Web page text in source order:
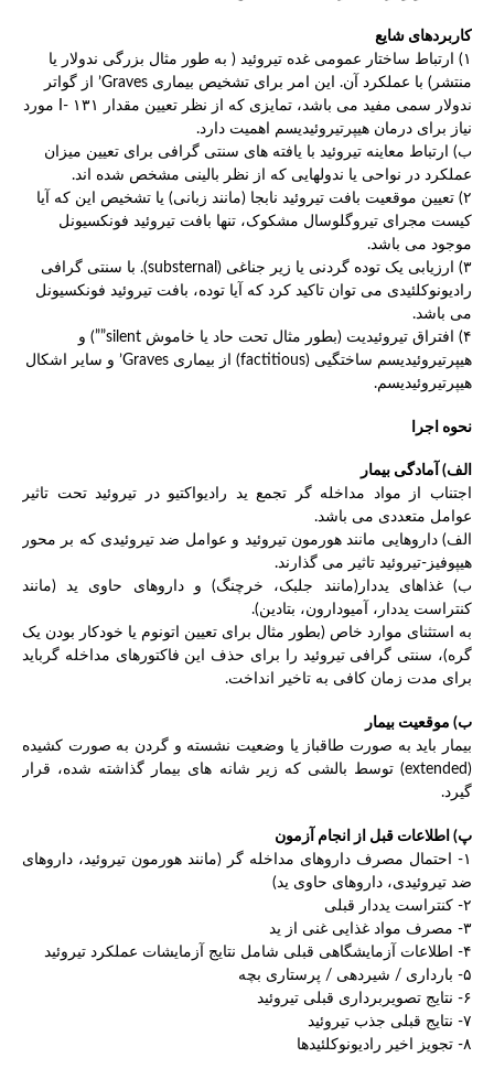
کاربردهای شایع
۱) ارتباط ساختار عمومی غده تیروئید ( به طور مثال بزرگی ندولار یا
منتشر) با عملکرد آن. این امر برای تشخیص بیماری Graves’ از گواتر
ندولار سمی مفید می باشد، تمایزی که از نظر تعیین مقدار ۱۳۱ -I مورد
نیاز برای درمان هیپرتیروئیدیسم اهمیت دارد.
ب) ارتباط معاینه تیروئید با یافته های سنتی گرافی برای تعیین میزان
عملکرد در نواحی یا ندولهایی که از نظر بالینی مشخص شده اند.
۲) تعیین موقعیت بافت تیروئید نابجا (مانند زبانی) یا تشخیص این که آیا
کیست مجرای تیروگلوسال مشکوک، تنها بافت تیروئید فونکسیونل
موجود می باشد.
۳) ارزیابی یک توده گردنی یا زیر جناغی (substernal). با سنتی گرافی
رادیونوکلئیدی می توان تاکید کرد که آیا توده، بافت تیروئید فونکسیونل
می باشد.
۴) افتراق تیروئیدیت (بطور مثال تحت حاد یا خاموش silent””) و
هیپرتیروئیدیسم ساختگیی (factitious) از بیماری Graves’ و سایر اشکال
هیپرتیروئیدیسم.
نحوه اجرا
الف) آمادگی بیمار
اجتناب از مواد مداخله گر تجمع ید رادیواکتیو در تیروئید تحت تاثیر
عوامل متعددی می باشد.
الف) داروهایی مانند هورمون تیروئید و عوامل ضد تیروئیدی که بر محور
هیپوفیز-تیروئید تاثیر می گذارند.
ب) غذاهای یددار(مانند جلبک، خرچنگ) و داروهای حاوی ید (مانند
کنتراست یددار، آمیودارون، بتادین).
به استثنای موارد خاص (بطور مثال برای تعیین اتونوم یا خودکار بودن یک
گره)، سنتی گرافی تیروئید را برای حذف این فاکتورهای مداخله گرباید
برای مدت زمان کافی به تاخیر انداخت.
ب) موقعیت بیمار
بیمار باید به صورت طاقباز یا وضعیت نشسته و گردن به صورت کشیده
(extended) توسط بالشی که زیر شانه های بیمار گذاشته شده، قرار
گیرد.
پ) اطلاعات قبل از انجام آزمون
۱- احتمال مصرف داروهای مداخله گر (مانند هورمون تیروئید، داروهای
ضد تیروئیدی، داروهای حاوی ید)
۲- کنتراست یددار قبلی
۳- مصرف مواد غذایی غنی از ید
۴- اطلاعات آزمایشگاهی قبلی شامل نتایج آزمایشات عملکرد تیروئید
۵- بارداری / شیردهی / پرستاری بچه
۶- نتایج تصویربرداری قبلی تیروئید
۷- نتایج قبلی جذب تیروئید
۸- تجویز اخیر رادیونوکلئیدها